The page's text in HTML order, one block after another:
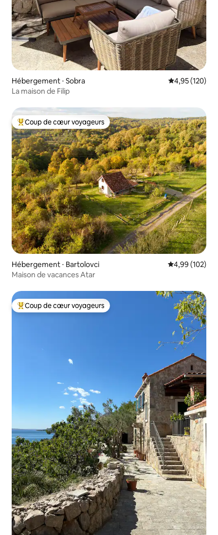
Hébergement ⋅ Sobra Évaluation
4,95 (120)
La maison de Filip
Coups de cœur voyageurs les plus appréciés
Coup de cœur voyageurs
Hébergement ⋅ Bartolovci Évaluation
4,99 (102)
Maison de vacances Atar
Coups de cœur voyageurs les plus appréciés
Coup de cœur voyageurs